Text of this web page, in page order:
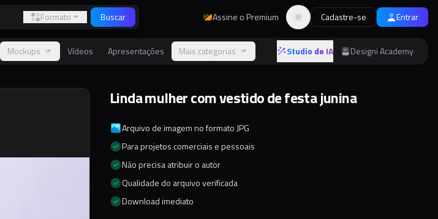
Formato Buscar Assine o Premium Alternar tema
Cadastre-se Entrar
Mockups Vídeos Apresentações Mais categorias Studio de IA Designi Academy
Linda mulher com vestido de festa junina
Arquivo de imagem no formato JPG
Para projetos comerciais e pessoais
Não precisa atribuir o autor
Qualidade do arquivo verificada
Download imediato